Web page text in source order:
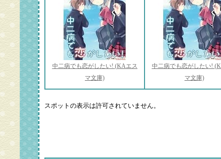
中二病でも恋がしたい! (KAエス
マ文庫)
中二病でも恋がしたい!
マ文庫)